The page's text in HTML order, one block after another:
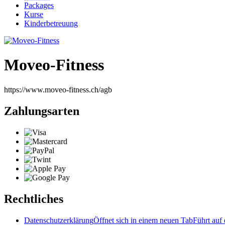
Packages
Kurse
Kinderbetreuung
Moveo-Fitness
https://www.moveo-fitness.ch/agb
Zahlungsarten
Rechtliches
DatenschutzerklärungÖffnet sich in einem neuen TabFührt auf